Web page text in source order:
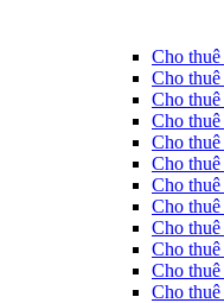
Cho
Cho
Cho
Cho
Cho
Cho
Cho
Cho
Cho
Cho
Cho
Cho